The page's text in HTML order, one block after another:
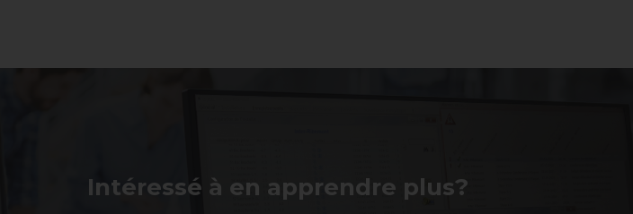
Intéressé à en apprendre plus?